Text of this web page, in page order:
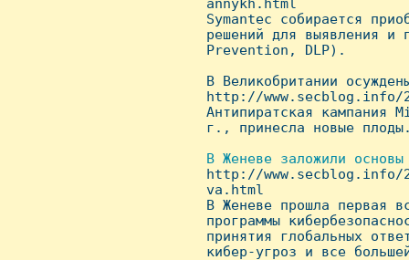
annykh.html
Symantec собирается
решений для выявления и
Prevention, DLP).
В Великобритании
http://www.secblog.info/
Антипиратская
г., принесла новые
В Женеве заложили основы
http://www.secblog.info/
va.html
В Женеве прошла первая
программы
принятия глобальных
кибер-угроз и все